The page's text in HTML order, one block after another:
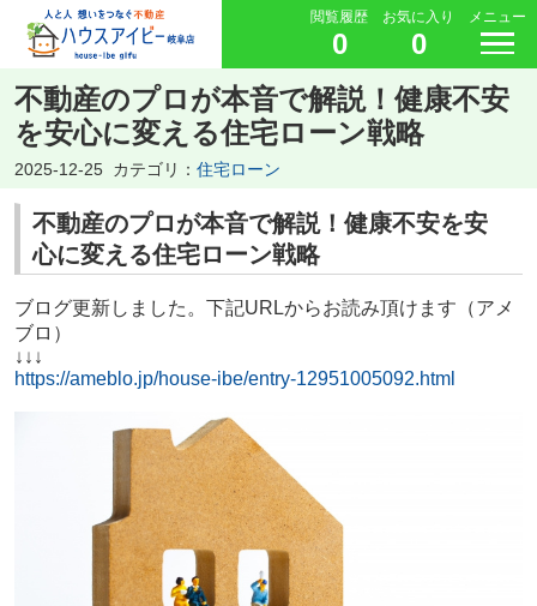
閲覧履歴
0
お気に入り
0
メニュー
不動産のプロが本音で解説！健康不安
を安心に変える住宅ローン戦略
2025-12-25 カテゴリ： 住宅ローン
不動産のプロが本音で解説！健康不安を安
心に変える住宅ローン戦略
ブログ更新しました。下記URLからお読み頂けます（アメ
ブロ）
↓↓↓
https://ameblo.jp/house-ibe/entry-12951005092.html